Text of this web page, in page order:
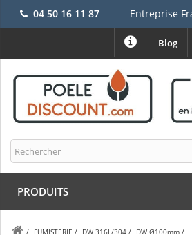
04 50 16 11 87 Entreprise
Blog
PRODUITS
/ FUMISTERIE / DW 316L/304 / DW Ø100mm /